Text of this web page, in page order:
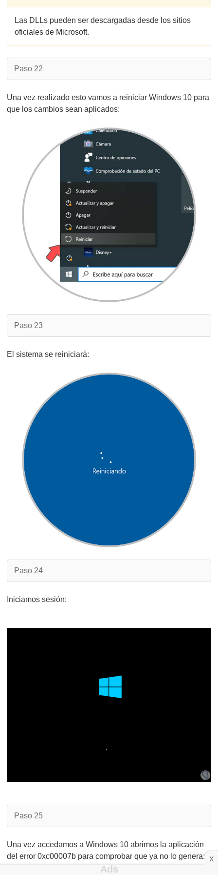
Las DLLs pueden ser descargadas desde los sitios
oficiales de Microsoft.
Paso 22
Una vez realizado esto vamos a reiniciar Windows 10 para
que los cambios sean aplicados:
Paso 23
El sistema se reiniciará:
Paso 24
Iniciamos sesión:
Paso 25
Una vez accedamos a Windows 10 abrimos la aplicación
del error 0xc00007b para comprobar que ya no lo genera:
X